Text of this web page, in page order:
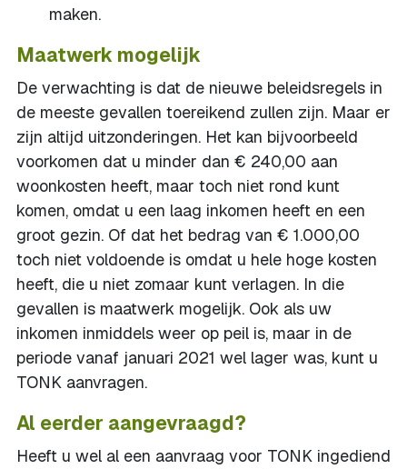
maken.
Maatwerk mogelijk
De verwachting is dat de nieuwe beleidsregels in
de meeste gevallen toereikend zullen zijn. Maar er
zijn altijd uitzonderingen. Het kan bijvoorbeeld
voorkomen dat u minder dan € 240,00 aan
woonkosten heeft, maar toch niet rond kunt
komen, omdat u een laag inkomen heeft en een
groot gezin. Of dat het bedrag van € 1.000,00
toch niet voldoende is omdat u hele hoge kosten
heeft, die u niet zomaar kunt verlagen. In die
gevallen is maatwerk mogelijk. Ook als uw
inkomen inmiddels weer op peil is, maar in de
periode vanaf januari 2021 wel lager was, kunt u
TONK aanvragen.
Al eerder aangevraagd?
Heeft u wel al een aanvraag voor TONK ingediend